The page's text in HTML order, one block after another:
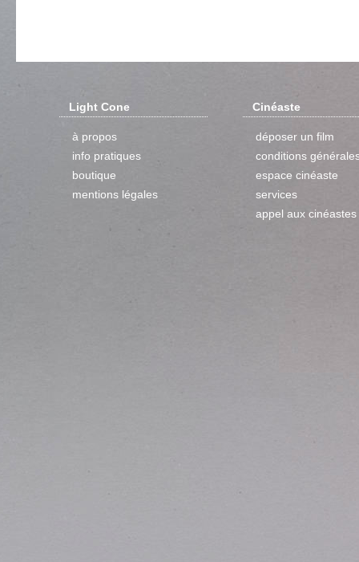
Light Cone
à propos
info pratiques
boutique
mentions légales
Cinéaste
déposer un film
conditions
espace cinéaste
services
appel aux cinéastes